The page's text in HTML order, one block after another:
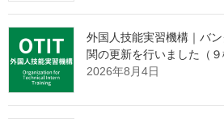
修（ともいき研修）
しました
厚生労働省では、「地域共生社会」の
外国人技能実習機構｜バ
関の更新を行いました（９
2026年8月4日